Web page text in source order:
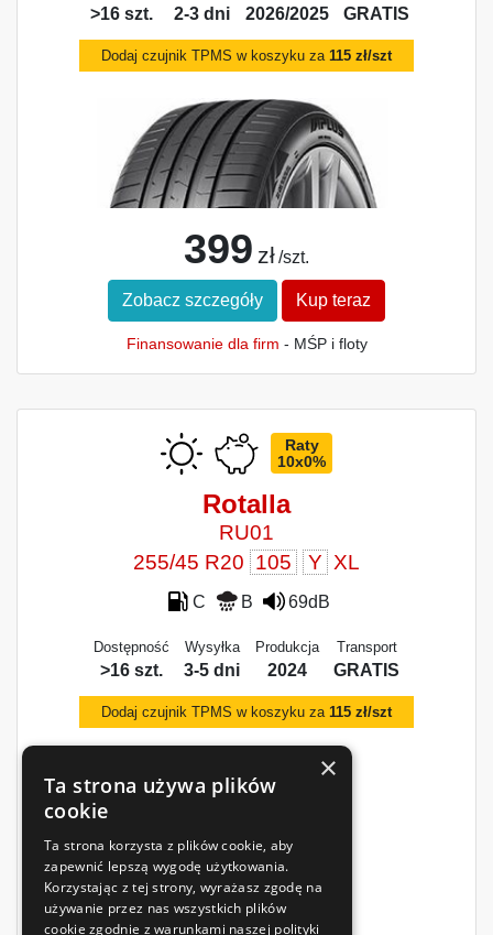
>16 szt. 2-3 dni 2026/2025 GRATIS
Dodaj czujnik TPMS w koszyku za 115 zł/szt
399 zł /szt.
Zobacz szczegóły Kup teraz
Finansowanie dla firm - MŚP i floty
Raty
10x0%
Rotalla
RU01
255/45 R20 105 Y XL
C B 69dB
Dostępność
>16 szt.
Wysyłka
3-5 dni
Produkcja
2024
Transport
GRATIS
Dodaj czujnik TPMS w koszyku za 115 zł/szt
402 zł/szt.
×
Ta strona używa plików
cookie
Ta strona korzysta z plików cookie, aby
zapewnić lepszą wygodę użytkowania.
Korzystając z tej strony, wyrażasz zgodę na
używanie przez nas wszystkich plików
cookie zgodnie z warunkami naszej polityki